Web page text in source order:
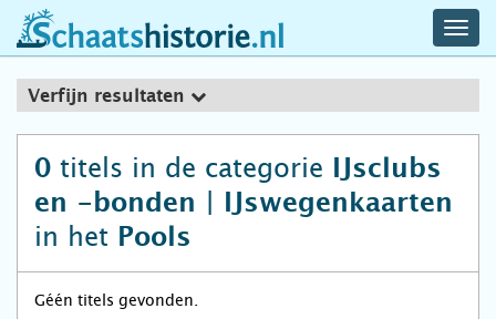
schaatshistorie.nl
Verfijn resultaten
0 titels in de categorie
IJsclubs
en -bonden | IJswegenkaarten
in het Pools
Géén titels gevonden.